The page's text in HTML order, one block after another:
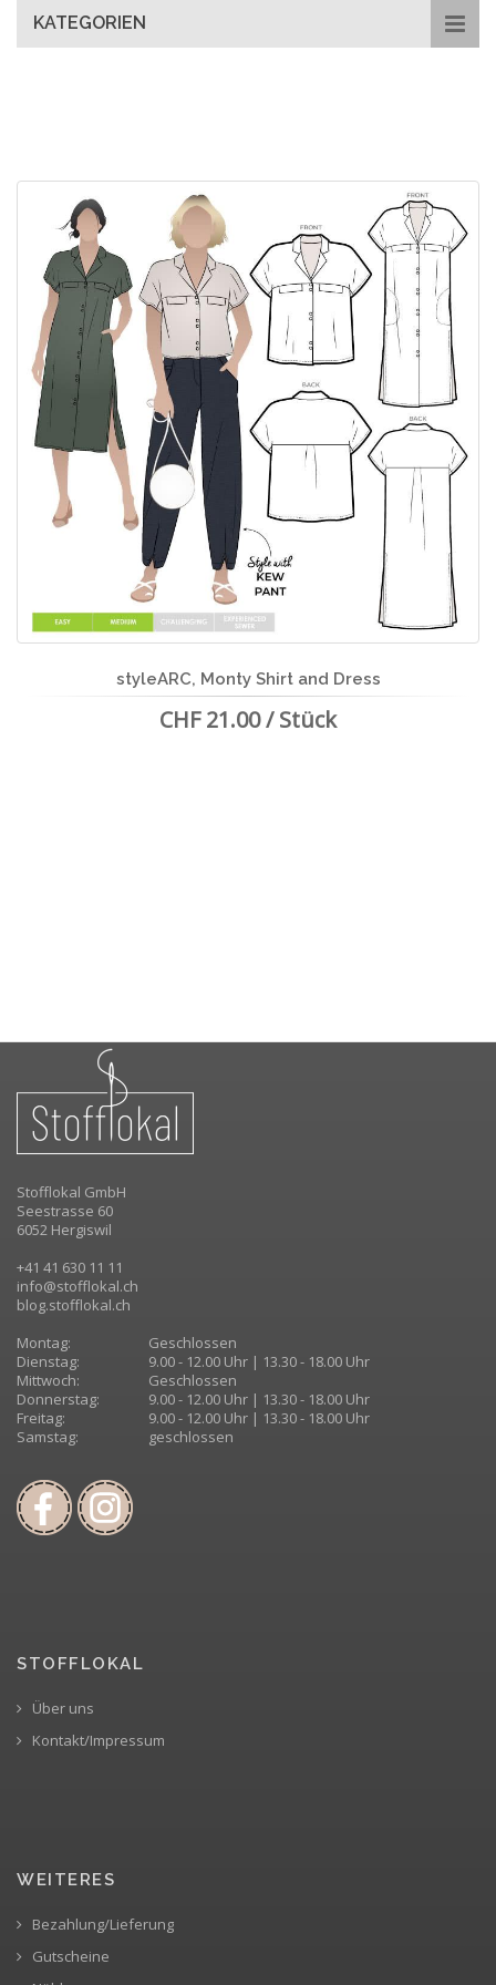
KATEGORIEN
styleARC, Monty Shirt and Dress
CHF 21.00 / Stück
Stofflokal GmbH
Seestrasse 60
6052 Hergiswil
+41 41 630 11 11
info@stofflokal.ch
blog.stofflokal.ch
Montag:
Geschlossen
Dienstag:
9.00 - 12.00 Uhr | 13.30 - 18.00 Uhr
Mittwoch:
Geschlossen
Donnerstag:
9.00 - 12.00 Uhr | 13.30 - 18.00 Uhr
Freitag:
9.00 - 12.00 Uhr | 13.30 - 18.00 Uhr
Samstag:
geschlossen
STOFFLOKAL
Über uns
Kontakt/Impressum
WEITERES
Bezahlung/Lieferung
Gutscheine